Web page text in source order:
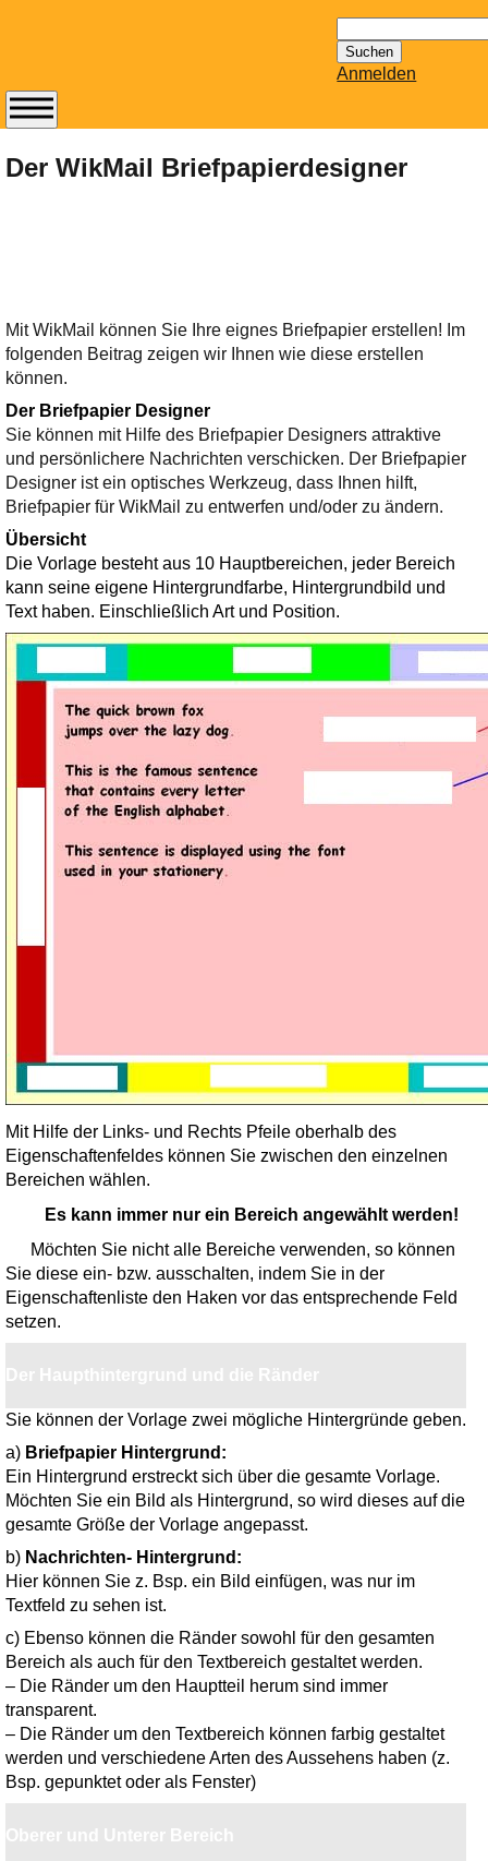
nach:
Anmelden
Der WikMail Briefpapierdesigner
Mit WikMail können Sie Ihre eignes Briefpapier erstellen! Im
folgenden Beitrag zeigen wir Ihnen wie diese erstellen
können.
Der Briefpapier Designer
Sie können mit Hilfe des Briefpapier Designers attraktive
und persönlichere Nachrichten verschicken. Der Briefpapier
Designer ist ein optisches Werkzeug, dass Ihnen hilft,
Briefpapier für WikMail zu entwerfen und/oder zu ändern.
Übersicht
Die Vorlage besteht aus 10 Hauptbereichen, jeder Bereich
kann seine eigene Hintergrundfarbe, Hintergrundbild und
Text haben. Einschließlich Art und Position.
Mit Hilfe der Links- und Rechts Pfeile oberhalb des
Eigenschaftenfeldes können Sie zwischen den einzelnen
Bereichen wählen.
Es kann immer nur ein Bereich angewählt werden!
Möchten Sie nicht alle Bereiche verwenden, so können
Sie diese ein- bzw. ausschalten, indem Sie in der
Eigenschaftenliste den Haken vor das entsprechende Feld
setzen.
Sie können der Vorlage zwei mögliche Hintergründe geben.
a) Briefpapier Hintergrund:
Ein Hintergrund erstreckt sich über die gesamte Vorlage.
Möchten Sie ein Bild als Hintergrund, so wird dieses auf die
gesamte Größe der Vorlage angepasst.
b) Nachrichten- Hintergrund:
Hier können Sie z. Bsp. ein Bild einfügen, was nur im
Textfeld zu sehen ist.
c) Ebenso können die Ränder sowohl für den gesamten
Bereich als auch für den Textbereich gestaltet werden.
– Die Ränder um den Hauptteil herum sind immer
transparent.
– Die Ränder um den Textbereich können farbig gestaltet
werden und verschiedene Arten des Aussehens haben (z.
Bsp. gepunktet oder als Fenster)
Abonnieren Sie den
14-tägig
Email für Sie
bereithält!
Wie z.B. Outlook,
GMail, Thunderbird
oder auch
KuNoMail, usw.
Ihre E-Mail
Adresse:
E-Mail
E-Mail bestätigen